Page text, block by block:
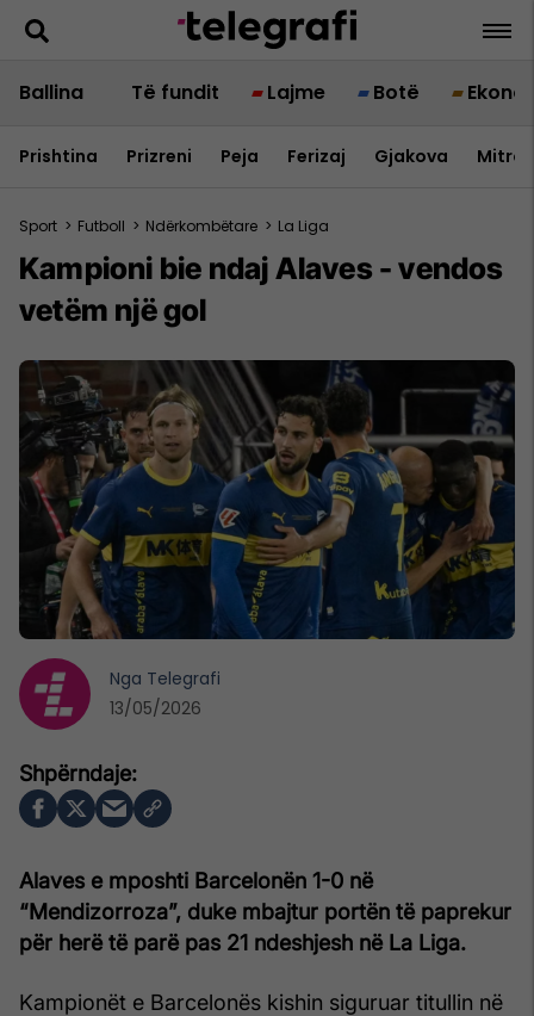
Ballina Të fundit Lajme Botë
Prishtina Prizreni Peja Ferizaj Gjakova
Sport > Futboll > Ndërkombëtare > La Liga
Kampioni bie ndaj Alaves - vendos
vetëm një gol
Alaves e mposhti Barcelonën 1-0 në
“Mendizorroza”, duke mbajtur portën të paprekur
për herë të parë pas 21 ndeshjesh në La Liga.
Kampionët e Barcelonës kishin siguruar titullin në
Nga Telegrafi
13/05/2026